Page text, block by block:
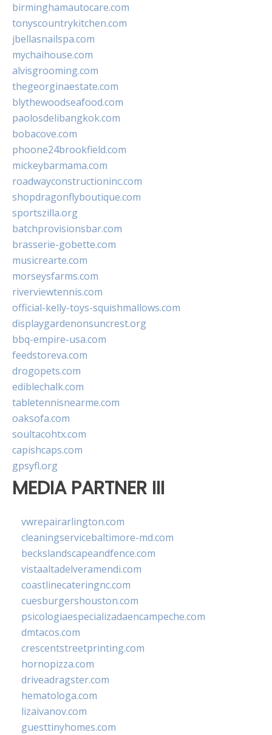
birminghamautocare.com
tonyscountrykitchen.com
jbellasnailspa.com
mychaihouse.com
alvisgrooming.com
thegeorginaestate.com
blythewoodseafood.com
paolosdelibangkok.com
bobacove.com
phoone24brookfield.com
mickeybarmama.com
roadwayconstructioninc.com
shopdragonflyboutique.com
sportszilla.org
batchprovisionsbar.com
brasserie-gobette.com
musicrearte.com
morseysfarms.com
riverviewtennis.com
official-kelly-toys-squishmallows.com
displaygardenonsuncrest.org
bbq-empire-usa.com
feedstoreva.com
drogopets.com
ediblechalk.com
tabletennisnearme.com
oaksofa.com
soultacohtx.com
capishcaps.com
gpsyfl.org
MEDIA PARTNER III
vwrepairarlington.com
cleaningservicebaltimore-md.com
beckslandscapeandfence.com
vistaaltadelveramendi.com
coastlinecateringnc.com
cuesburgershouston.com
psicologiaespecializadaencampeche.com
dmtacos.com
crescentstreetprinting.com
hornopizza.com
driveadragster.com
hematologa.com
lizaivanov.com
guesttinyhomes.com